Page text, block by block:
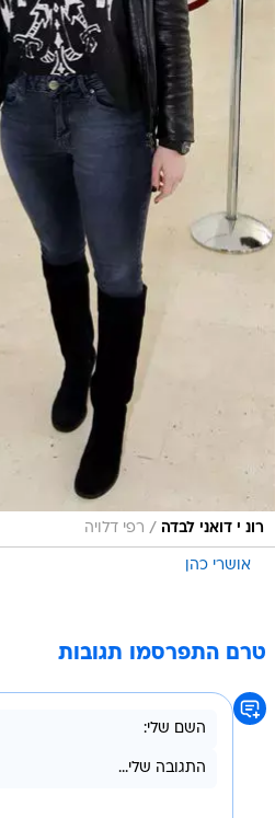
רונ י דואני לבדה / רפי דלויה
אושרי כהן
טרם התפרסמו תגובות